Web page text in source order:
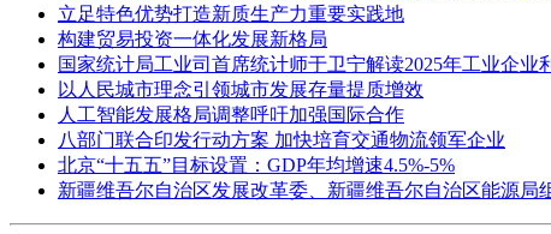
立足特色优势打造新质生产力重要实践地
构建贸易投资一体化发展新格局
国家统计局工业司首席统计师于卫宁解读2025年工业企业
以人民城市理念引领城市发展存量提质增效
人工智能发展格局调整呼吁加强国际合作
八部门联合印发行动方案 加快培育交通物流领军企业
北京“十五五”目标设置：GDP年均增速4.5%-5%
新疆维吾尔自治区发展改革委、新疆维吾尔自治区能源局